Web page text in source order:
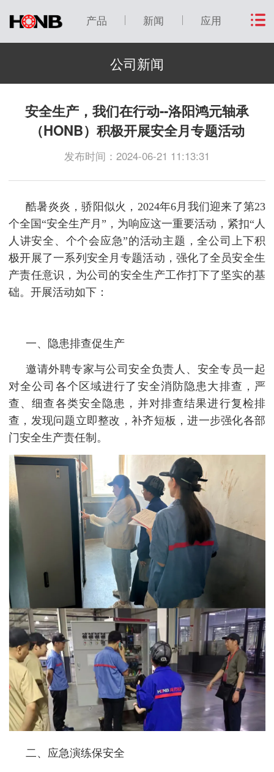
产品 新闻 应用
公司新闻
安全生产，我们在行动--洛阳鸿元轴承
（HONB）积极开展安全月专题活动
发布时间：2024-06-21 11:13:31
酷暑炎炎，骄阳似火，2024年6月我们迎来了第23
个全国“安全生产月”，为响应这一重要活动，紧扣“人
人讲安全、个个会应急”的活动主题，全公司上下积
极开展了一系列安全月专题活动，强化了全员安全生
产责任意识，为公司的安全生产工作打下了坚实的基
础。开展活动如下：
一、隐患排查促生产
邀请外聘专家与公司安全负责人、安全专员一起
对全公司各个区域进行了安全消防隐患大排查，严
查、细查各类安全隐患，并对排查结果进行复检排
查，发现问题立即整改，补齐短板，进一步强化各部
门安全生产责任制。
二、应急演练保安全